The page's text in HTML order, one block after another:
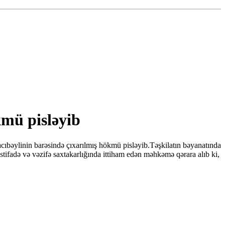
pisləyib
barəsində çıxarılmış hökmü pisləyib.Təşkilatın bəyanatında
və vəzifə saxtakarlığında ittiham edən məhkəmə qərara alıb ki,